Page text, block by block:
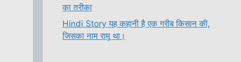
का तरीका
Hindi Story यह कहानी है एक गरीब किसान की,
जिसका नाम रामू था।